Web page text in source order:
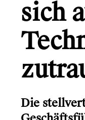
LG
Info
sich
Die